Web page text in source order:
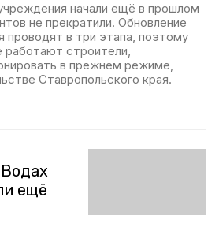
начали ещё в прошлом
не прекратили. Обновление
проводят в три этапа, поэтому
работают строители,
в прежнем режиме,
Ставропольского края.
ещё